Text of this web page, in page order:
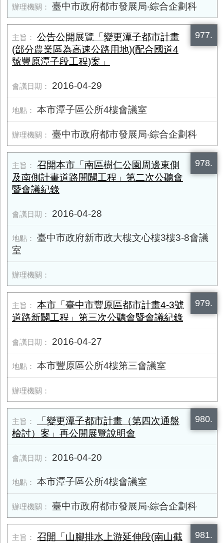
臺中市政府都市發展局‧綜合企劃科
977.
公告公開展覽「變更潭子都市計畫
(部分農業區為高速公路用地)(配合國道4
號豐原潭子段工程)案」
2016-04-29
本市潭子區公所4樓會議室
臺中市政府都市發展局‧綜合企劃科
978.
召開本市「南區樹仁公園周邊東側
及南側計畫道路開闢工程」第二次公聽會
暨會議紀錄
2016-04-28
臺中市政府新市政大樓文心樓3樓3-8會議
室
979.
本市「臺中市豐原區都市計畫4-3號
道路新闢工程」第三次公聽會暨會議紀錄
2016-04-27
本市豐原區公所4樓第三會議室
980.
「變更潭子都市計畫（第四次通盤
檢討）案」再公開展覽說明會
2016-04-20
本市潭子區公所4樓會議室
臺中市政府都市發展局‧綜合企劃科
981.
召開「山腳排水上游延伸段(南山截